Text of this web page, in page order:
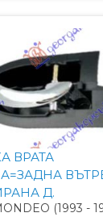
ВРАТА
Д.
(1993 -